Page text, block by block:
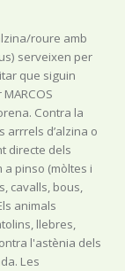
roure amb
serveixen per
que siguin
Contra la
arrrels d’alzina o
directe dels
a pinso (mòltes i
cavalls, bous,
animals
llebres,
l'astènia dels
Les